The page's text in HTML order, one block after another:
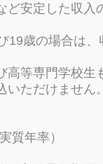
ど安定した収
19歳の場合は
等専門学校生
いただけません
質年率）